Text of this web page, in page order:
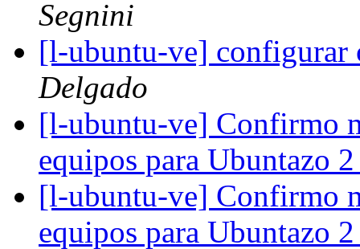
Segnini
[l-ubuntu-ve] configurar
Delgado
[l-ubuntu-ve] Confirmo
equipos para Ubuntazo
[l-ubuntu-ve] Confirmo
equipos para Ubuntazo